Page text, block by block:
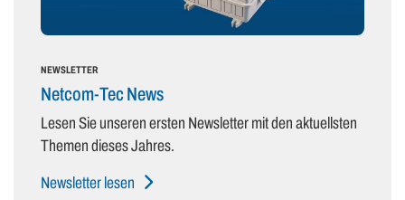
NEWSLETTER
Netcom-Tec News
Lesen Sie unseren ersten Newsletter mit den aktuellsten
Themen dieses Jahres.
Newsletter lesen